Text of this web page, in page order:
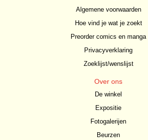
Algemene voorwaarden
Hoe vind je wat je zoekt
Preorder comics en manga
Privacyverklaring
Zoeklijst/wenslijst
Over ons
De winkel
Expositie
Fotogalerijen
Beurzen